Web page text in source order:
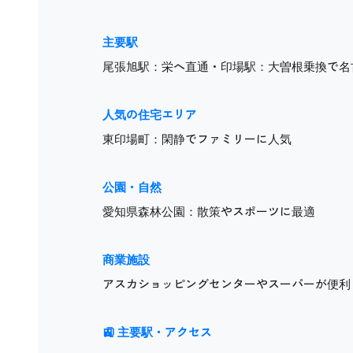
主要駅
尾張旭駅：栄へ直通・印場駅：大曽根乗換で
人気の住宅エリア
東印場町：閑静でファミリーに人気
公園・自然
愛知県森林公園：散策やスポーツに最適
商業施設
アスカショッピングセンターやスーパーが便利
🚉 主要駅・アクセス